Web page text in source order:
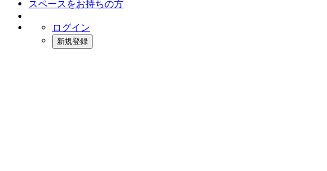
スペースをお持ちの方
ログイン
新規登録